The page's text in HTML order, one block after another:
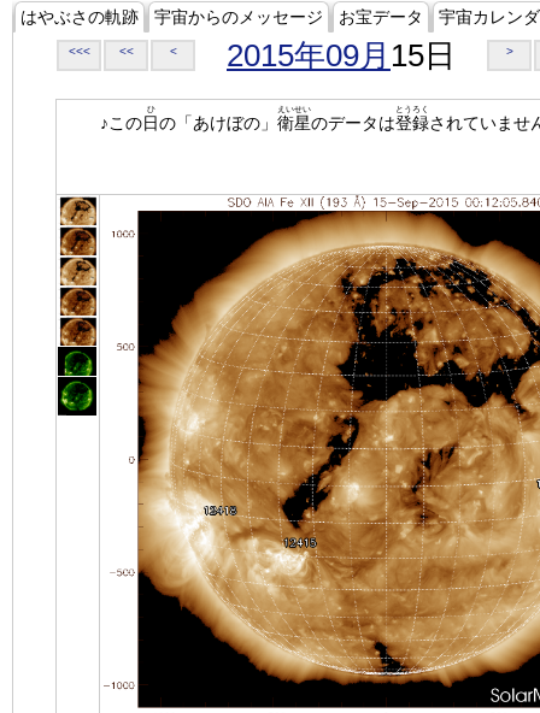
はやぶさの軌跡 宇宙からのメッセージ お宝データ 宇宙カレン
<<< << < 2015年09月 15日 >
♪この日
ひ
の「あけぼの」 衛星
えいせい
のデータは登録
とうろく
されていませ